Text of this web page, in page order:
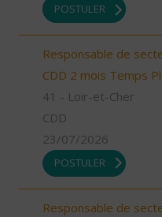
POSTULER
Responsable de
CDD 2 mois Temps
41 - Loir-et-Cher
CDD
23/07/2026
POSTULER
Responsable de